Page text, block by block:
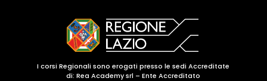
I corsi Regionali sono erogati presso le sedi Accreditate
di: Rea Academy srl – Ente Accreditato